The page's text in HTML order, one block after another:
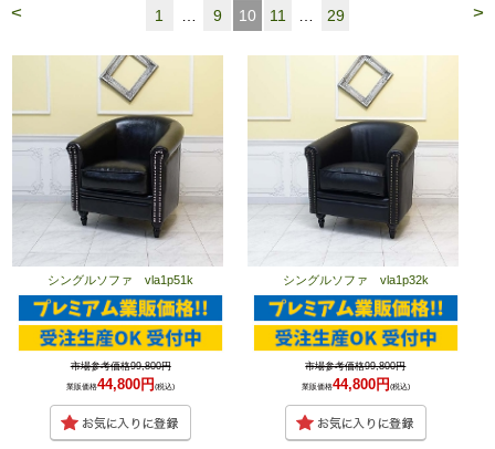
< >
1 9 10 11 29
シングルソファ vla1p51k
市場参考価格99,800円
業販価格44,800円(税込)
シングルソファ vla1p32k
市場参考価格99,800円
業販価格44,800円 (税込)